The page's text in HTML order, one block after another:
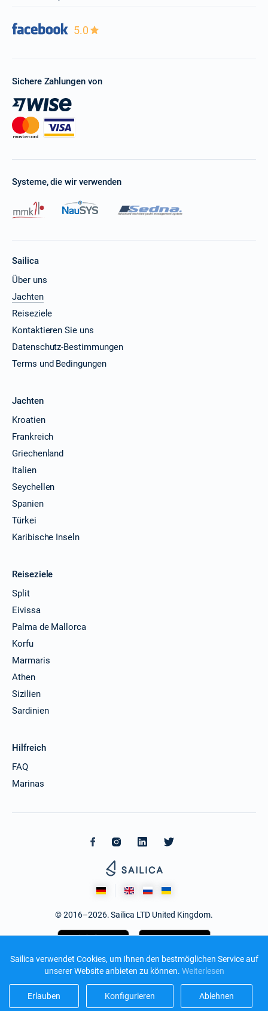
Sailica verwendet Cookies, um Ihnen den bestmöglichen Service auf
unserer Website anbieten zu können. Weiterlesen
Erlauben Konfigurieren Ablehnen
5.0
Sichere Zahlungen von
Systeme, die wir verwenden
Sailica
Über uns
Jachten
Reiseziele
Kontaktieren Sie uns
Datenschutz-Bestimmungen
Terms und Bedingungen
Jachten
Kroatien
Frankreich
Griechenland
Italien
Seychellen
Spanien
Türkei
Karibische Inseln
Reiseziele
Split
Eivissa
Palma de Mallorca
Korfu
Marmaris
Athen
Sizilien
Sardinien
Hilfreich
FAQ
Marinas
© 2016–2026. Sailica LTD United Kingdom.
Design und Entwicklung